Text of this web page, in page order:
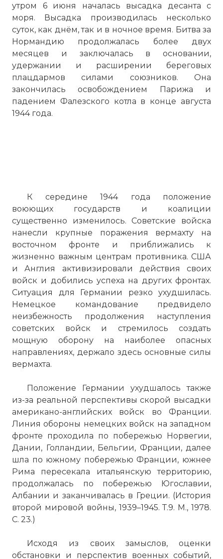
утром 6 июня началась высадка десанта с
моря. Высадка производилась несколько
суток, как днём, так и в ночное время. Битва за
Нормандию продолжалась более двух
месяцев и заключалась в основании,
удержании и расширении береговых
плацдармов силами союзников. Она
закончилась освобождением Парижа и
падением Фалезского котла в конце августа
1944 года.
К середине 1944 года положение
воюющих государств и коалиции
существенно изменилось. Советские войска
нанесли крупные поражения вермахту на
восточном фронте и приближались к
жизненно важным центрам противника. США
и Англия активизировали действия своих
войск и добились успеха на других фронтах.
Ситуация для Германии резко ухудшилась.
Немецкое командование предвидело
неизбежность продолжения наступления
советских войск и стремилось создать
мощную оборону на наиболее опасных
направлениях, держало здесь основные силы
вермахта.
Положение Германии ухудшалось также
из-за реальной перспективы скорой высадки
американо-английских войск во Франции.
Линия обороны немецких войск на западном
фронте проходила по побережью Норвегии,
Дании, Голландии, Бельгии, Франции, далее
шла по южному побережью Франции, южнее
Рима пересекала итальянскую территорию,
продолжалась по побережью Югославии,
Албании и заканчивалась в Греции. (История
второй мировой войны, 1939–1945. Т.9. М., 1978.
С. 23.)
Исходя из своих замыслов, оценки
обстановки и перспектив военных событий,